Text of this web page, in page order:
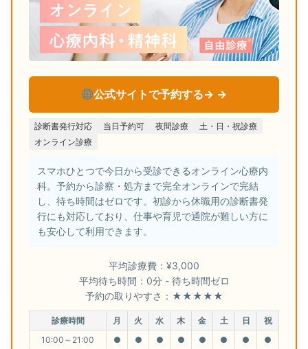
公式サイトで予約する→
診断書発行対応 当日予約可 夜間診療
土・日・祝診療
オンライン診療
スマホひとつで今日から受診できるオンライン心療内
科。予約から診察・処方まで完全オンラインで完結
し、待ち時間はゼロです。初診から休職用の診断書発
行にも対応しており、仕事や育児で通院が難しい方に
も安心して利用できます。
平均診療費：¥3,000
平均待ち時間：0分 - 待ち時間ゼロ
予約の取りやすさ：★★★★★
診療時間 月 火 水 木 金 土 日
祝
10:00～21:00
● ● ● ● ● ● ● ●